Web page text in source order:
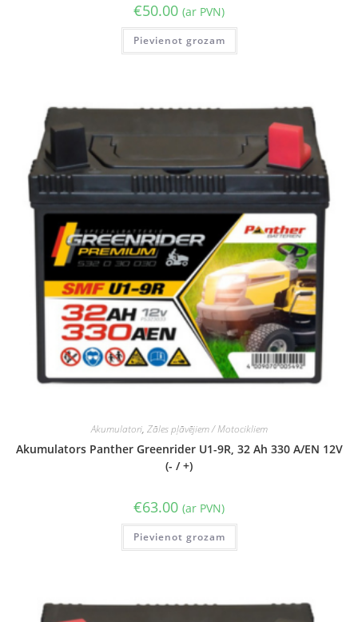
€50.00 (ar PVN)
Pievienot grozam
Akumulatori, Zāles pļāvējiem / Motocikliem
Akumulators Panther Greenrider U1-9R, 32 Ah 330 A/EN 12V
(- / +)
€63.00 (ar PVN)
Pievienot grozam